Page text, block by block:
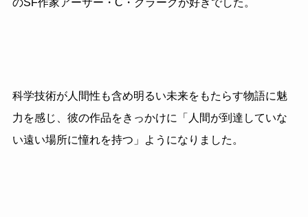
のSF作家アーサー・C・クラークが好きでした。
科学技術が人間性も含め明るい未来をもたらす物語に魅
力を感じ、彼の作品をきっかけに「人間が到達していな
い遠い場所に憧れを持つ」ようになりました。